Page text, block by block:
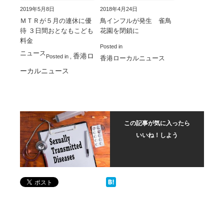
2019年5月8日
ＭＴＲが５月の連休に優
待 ３日間おとなもこども
料金
Posted in
ニュース
香港ロ
ーカルニュース
2018年4月24日
鳥インフルが発生 雀鳥
花園を閉鎖に
Posted in
香港ローカルニュース
この記事が気に入ったら
いいね！しよう